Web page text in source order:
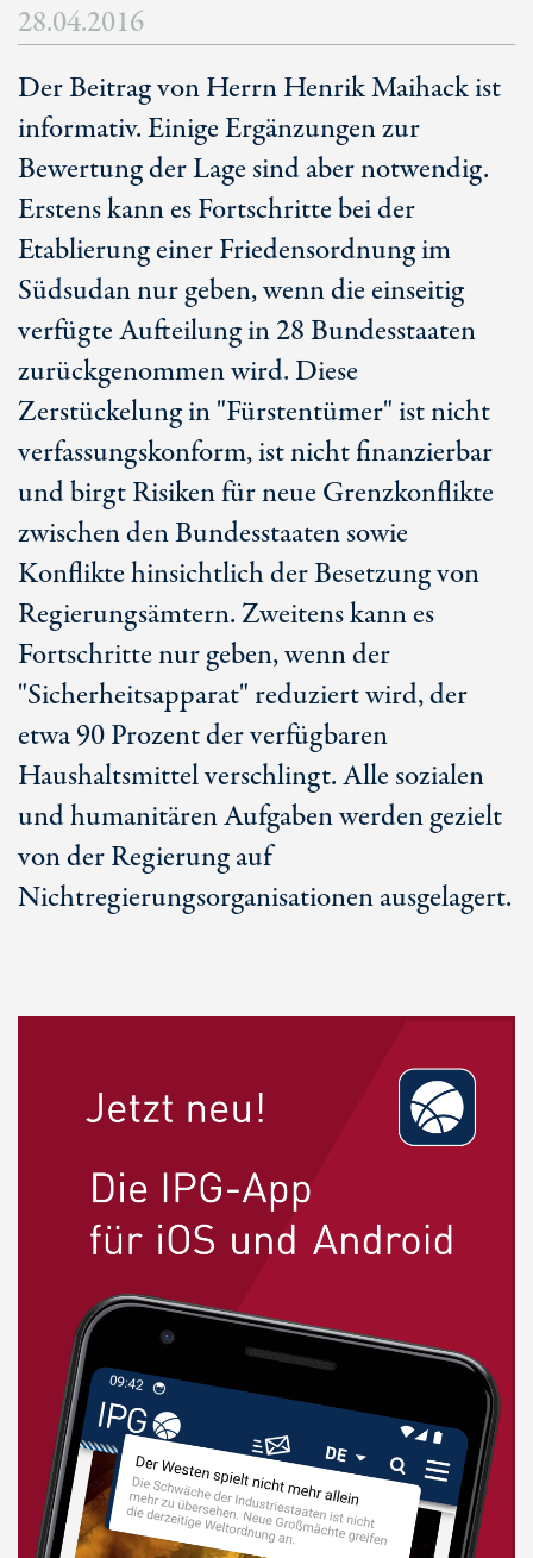
28.04.2016
Der Beitrag von Herrn Henrik Maihack ist
informativ. Einige Ergänzungen zur
Bewertung der Lage sind aber notwendig.
Erstens kann es Fortschritte bei der
Etablierung einer Friedensordnung im
Südsudan nur geben, wenn die einseitig
verfügte Aufteilung in 28 Bundesstaaten
zurückgenommen wird. Diese
Zerstückelung in "Fürstentümer" ist nicht
verfassungskonform, ist nicht finanzierbar
und birgt Risiken für neue Grenzkonflikte
zwischen den Bundesstaaten sowie
Konflikte hinsichtlich der Besetzung von
Regierungsämtern. Zweitens kann es
Fortschritte nur geben, wenn der
"Sicherheitsapparat" reduziert wird, der
etwa 90 Prozent der verfügbaren
Haushaltsmittel verschlingt. Alle sozialen
und humanitären Aufgaben werden gezielt
von der Regierung auf
Nichtregierungsorganisationen ausgelagert.